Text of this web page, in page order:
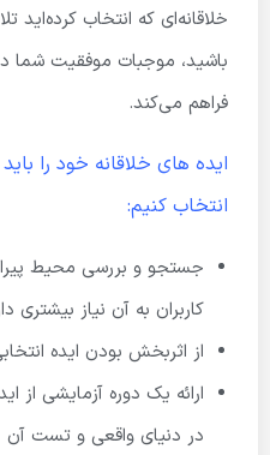
خلاقانه‌ای که انتخاب کرده‌اید
باشید، موجبات موفقیت
فراهم می‌کند.
ایده های خلاقانه خود را
انتخاب کنیم:
جستجو و بررسی محیط
کاربران به آن نیاز بیشتری
از اثربخش بودن ایده
ارائه یک دوره آزمایشی از
در دنیای واقعی و تست آن